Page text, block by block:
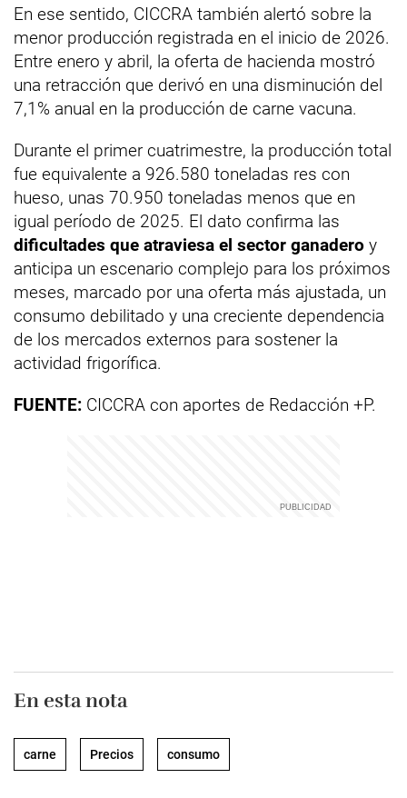
En ese sentido, CICCRA también alertó sobre la
menor producción registrada en el inicio de 2026.
Entre enero y abril, la oferta de hacienda mostró
una retracción que derivó en una disminución del
7,1% anual en la producción de carne vacuna.
Durante el primer cuatrimestre, la producción total
fue equivalente a 926.580 toneladas res con
hueso, unas 70.950 toneladas menos que en
igual período de 2025. El dato confirma las
dificultades que atraviesa el sector ganadero y
anticipa un escenario complejo para los próximos
meses, marcado por una oferta más ajustada, un
consumo debilitado y una creciente dependencia
de los mercados externos para sostener la
actividad frigorífica.
FUENTE: CICCRA con aportes de Redacción +P.
En esta nota
carne Precios consumo